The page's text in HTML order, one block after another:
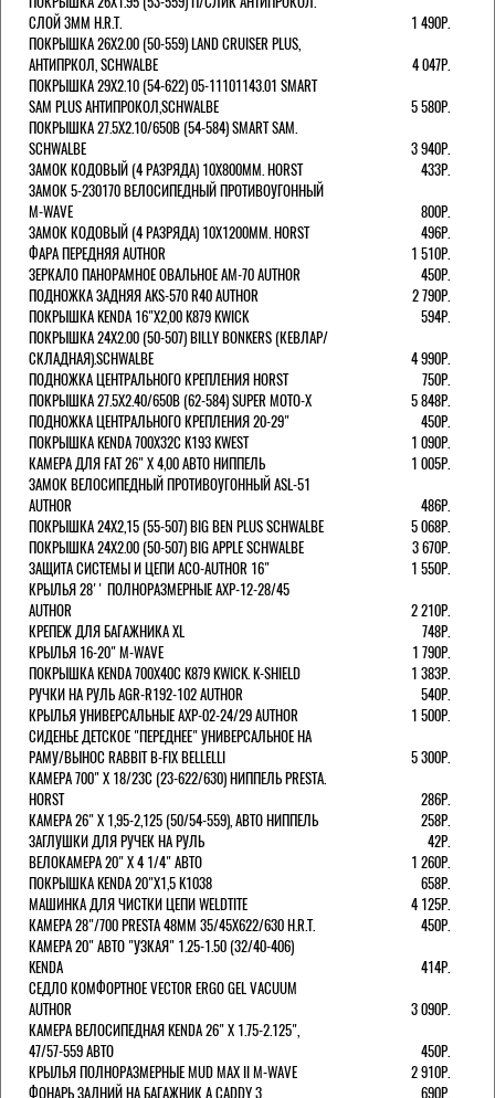
СЛОЙ 3ММ H.R.T.
1 490Р.
ПОКРЫШКА 26X2.00 (50-559) LAND CRUISER PLUS,
АНТИПРКОЛ, SCHWALBE
4 047Р.
ПОКРЫШКА 29X2.10 (54-622) 05-11101143.01 SMART
SAM PLUS АНТИПРОКОЛ,SCHWALBE
5 580Р.
ПОКРЫШКА 27.5X2.10/650B (54-584) SMART SAM.
SCHWALBE
3 940Р.
ЗАМОК КОДОВЫЙ (4 РАЗРЯДА) 10Х800ММ. HORST
433Р.
ЗАМОК 5-230170 ВЕЛОСИПЕДНЫЙ ПРОТИВОУГОННЫЙ
M-WAVE
800Р.
ЗАМОК КОДОВЫЙ (4 РАЗРЯДА) 10Х1200ММ. HORST
496Р.
ФАРА ПЕРЕДНЯЯ AUTHOR
1 510Р.
ЗЕРКАЛО ПАНОРАМНОЕ ОВАЛЬНОЕ AM-70 AUTHOR
450Р.
ПОДНОЖКА ЗАДНЯЯ AKS-570 R40 AUTHOR
2 790Р.
ПОКРЫШКА KENDA 16"Х2,00 K879 KWICK
594Р.
ПОКРЫШКА 24X2.00 (50-507) BILLY BONKERS (КЕВЛАР/
СКЛАДНАЯ).SCHWALBE
4 990Р.
ПОДНОЖКА ЦЕНТРАЛЬНОГО КРЕПЛЕНИЯ HORST
750Р.
ПОКРЫШКА 27.5X2.40/650B (62-584) SUPER MOTO-X
5 848Р.
ПОДНОЖКА ЦЕНТРАЛЬНОГО КРЕПЛЕНИЯ 20-29"
450Р.
ПОКРЫШКА KENDA 700Х32С K193 KWEST
1 090Р.
КАМЕРА ДЛЯ FAT 26" X 4,00 АВТО НИППЕЛЬ
1 005Р.
ЗАМОК ВЕЛОСИПЕДНЫЙ ПРОТИВОУГОННЫЙ ASL-51
AUTHOR
486Р.
ПОКРЫШКА 24X2,15 (55-507) BIG BEN PLUS SCHWALBE
5 068Р.
ПОКРЫШКА 24X2.00 (50-507) BIG APPLE SCHWALBE
3 670Р.
ЗАЩИТА СИСТЕМЫ И ЦЕПИ ACO-AUTHOR 16"
1 550Р.
КРЫЛЬЯ 28'' ПОЛНОРАЗМЕРНЫЕ AXP-12-28/45
AUTHOR
2 210Р.
КРЕПЕЖ ДЛЯ БАГАЖНИКА XL
748Р.
КРЫЛЬЯ 16-20" M-WAVE
1 790Р.
ПОКРЫШКА KENDA 700Х40С K879 KWICK. K-SHIELD
1 383Р.
РУЧКИ НА РУЛЬ AGR-R192-102 AUTHOR
540Р.
КРЫЛЬЯ УНИВЕРСАЛЬНЫЕ AXP-02-24/29 AUTHOR
1 500Р.
СИДЕНЬЕ ДЕТСКОЕ "ПЕРЕДНЕЕ" УНИВЕРСАЛЬНОЕ НА
РАМУ/ВЫНОС RABBIT B-FIX BELLELLI
5 300Р.
КАМЕРА 700" Х 18/23C (23-622/630) НИППЕЛЬ PRESTA.
HORST
286Р.
КАМЕРА 26" X 1,95-2,125 (50/54-559), АВТО НИППЕЛЬ
258Р.
ЗАГЛУШКИ ДЛЯ РУЧЕК НА РУЛЬ
42Р.
ВЕЛОКАМЕРА 20" Х 4 1/4" АВТО
1 260Р.
ПОКРЫШКА KENDA 20"Х1,5 K1038
658Р.
МАШИНКА ДЛЯ ЧИСТКИ ЦЕПИ WELDTITE
4 125Р.
КАМЕРА 28"/700 PRESTA 48ММ 35/45Х622/630 H.R.T.
450Р.
КАМЕРА 20" АВТО "УЗКАЯ" 1.25-1.50 (32/40-406)
KENDA
414Р.
СЕДЛО КОМФОРТНОЕ VECTOR ERGO GEL VACUUM
AUTHOR
3 090Р.
КАМЕРА ВЕЛОСИПЕДНАЯ KENDA 26" Х 1.75-2.125",
47/57-559 АВТО
450Р.
КРЫЛЬЯ ПОЛНОРАЗМЕРНЫЕ MUD MAX II M-WAVE
2 910Р.
ФОНАРЬ ЗАДНИЙ НА БАГАЖНИК A CADDY 3
690Р.